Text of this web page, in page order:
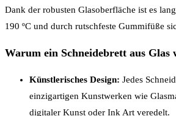
Dank der robusten Glasoberfläche ist es
190 ºC und durch rutschfeste Gummifüße
Warum ein Schneidebrett aus Glas
Künstlerisches Design: Jedes
einzigartigen Kunstwerken wie
digitaler Kunst oder Ink Art veredelt.